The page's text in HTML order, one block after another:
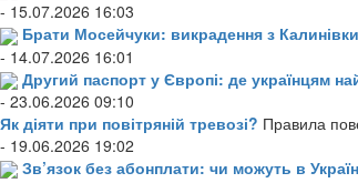
- 15.07.2026 16:03
Брати Мосейчуки: викрадення з
- 14.07.2026 16:01
Другий паспорт у Європі: де українцям
- 23.06.2026 09:10
Як діяти при повітряній тревозі? Правила
- 19.06.2026 19:02
Зв’язок без абонплати: чи можуть в